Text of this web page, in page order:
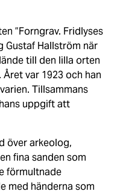
”Forngrav. Fridlyses
Gustaf Hallström när
till den lilla orten
var 1923 och han
Tillsammans
uppgift att
över arkeolog,
fina sanden som
förmultnade
med händerna som